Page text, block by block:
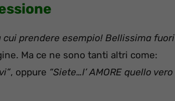
prendere esempio! Bellissima fuori
Ma ce ne sono tanti altri come:
, oppure “Siete…l’ AMORE quello vero